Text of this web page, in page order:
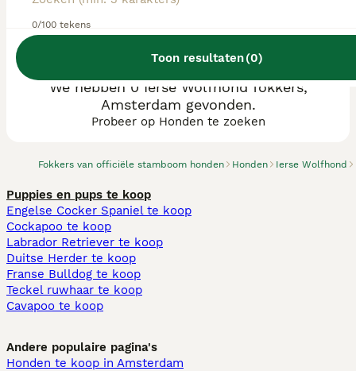
0/100 tekens
Toon resultaten(0)
Fokkers van officiële stamboom honden Honden Ierse Wolfhond
We hebben 0 Ierse Wolfhond fokkers,
Amsterdam gevonden.
Probeer op Honden te zoeken
Puppies en pups te koop
Engelse Cocker Spaniel te koop
Cockapoo te koop
Labrador Retriever te koop
Duitse Herder te koop
Franse Bulldog te koop
Teckel ruwhaar te koop
Cavapoo te koop
Andere populaire pagina's
Honden te koop in Amsterdam